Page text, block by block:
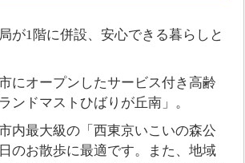
が1階に併設、安心できる暮らしと
にオープンしたサービス付き高齢
ンドマストひばりが丘南」。
内最大級の「西東京いこいの森公
のお散歩に最適です。また、地域